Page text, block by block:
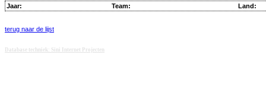
Jaar: Team: Land:
terug naar de lijst
Database techniek: Sini Internet Projecten